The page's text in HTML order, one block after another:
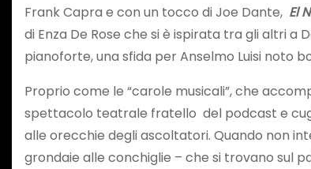
Frank Capra e con un tocco di Joe Dante, El
di Enza De Rose che si è ispirata tra gli altri a
pianoforte, una sfida per Anselmo Luisi noto
Proprio come le “carole musicali”, che
spettacolo teatrale fratello del podcast e
alle orecchie degli ascoltatori. Quando non
grondaie alle conchiglie – che si trovano sul